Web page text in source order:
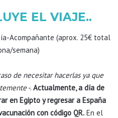
EL VIAJE..
Acompañante (aprox. 25€ total
semana)
de necesitar hacerlas ya que
-. Actualmente, a día de
en Egipto y regresar a España
con código QR.En el